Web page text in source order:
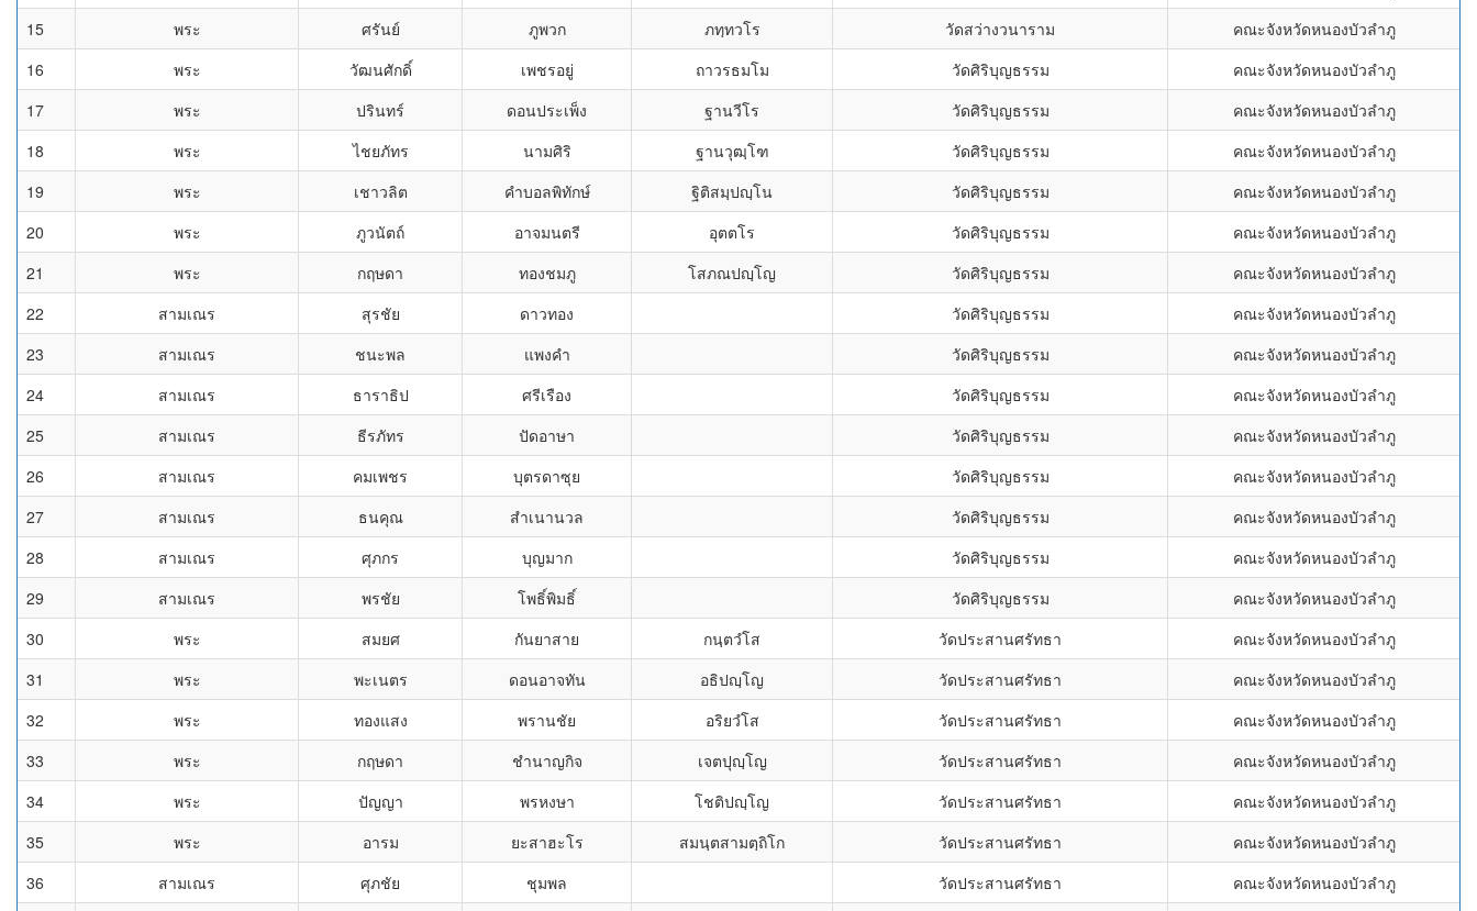
15
พระ ศรันย์ ภูพวก ภทฺทวโร วัดสว่างวนาราม
คณะจังหวัดหนองบัวลำภู
16
พระ วัฒนศักดิ์ เพชรอยู่ ถาวรธมโม วัดศิริบุญธรรม
คณะจังหวัดหนองบัวลำภู
17
พระ ปรินทร์ ดอนประเพ็ง ฐานวีโร วัดศิริบุญธรรม
คณะจังหวัดหนองบัวลำภู
18
พระ ไชยภัทร นามศิริ ฐานวุฒฺโฑ วัดศิริบุญธรรม
คณะจังหวัดหนองบัวลำภู
19
พระ เชาวลิต คำบอลพิทักษ์ ฐิติสมฺปญฺโน วัดศิริบุญธรรม
คณะจังหวัดหนองบัวลำภู
20
พระ ภูวนัตถ์ อาจมนตรี อุตตโร วัดศิริบุญธรรม
คณะจังหวัดหนองบัวลำภู
21
พระ กฤษดา ทองชมภู โสภณปญฺโญ วัดศิริบุญธรรม
คณะจังหวัดหนองบัวลำภู
22
สามเณร สุรชัย ดาวทอง วัดศิริบุญธรรม
คณะจังหวัดหนองบัวลำภู
23
สามเณร ชนะพล แพงคำ วัดศิริบุญธรรม
คณะจังหวัดหนองบัวลำภู
24
สามเณร ธาราธิป ศรีเรือง วัดศิริบุญธรรม
คณะจังหวัดหนองบัวลำภู
25
สามเณร ธีรภัทร ปัดอาษา วัดศิริบุญธรรม
คณะจังหวัดหนองบัวลำภู
26
สามเณร คมเพชร บุตรดาซุย วัดศิริบุญธรรม
คณะจังหวัดหนองบัวลำภู
27
สามเณร ธนคุณ สำเนานวล วัดศิริบุญธรรม
คณะจังหวัดหนองบัวลำภู
28
สามเณร ศุภกร บุญมาก วัดศิริบุญธรรม
คณะจังหวัดหนองบัวลำภู
29
สามเณร พรชัย โพธิ์พิมธิ์ วัดศิริบุญธรรม
คณะจังหวัดหนองบัวลำภู
30
พระ สมยศ กันยาสาย กนฺตวํโส วัดประสานศรัทธา
คณะจังหวัดหนองบัวลำภู
31
พระ พะเนตร ดอนอาจทัน อธิปญฺโญ วัดประสานศรัทธา
คณะจังหวัดหนองบัวลำภู
32
พระ ทองแสง พรานชัย อริยวํโส วัดประสานศรัทธา
คณะจังหวัดหนองบัวลำภู
33
พระ กฤษดา ชำนาญกิจ เจตปุญฺโญ วัดประสานศรัทธา
คณะจังหวัดหนองบัวลำภู
34
พระ ปัญญา พรหงษา โชติปญฺโญ วัดประสานศรัทธา
คณะจังหวัดหนองบัวลำภู
35
พระ อารม ยะสาฮะโร สมนฺตสามตฺถิโก วัดประสานศรัทธา
คณะจังหวัดหนองบัวลำภู
36
สามเณร ศุภชัย ชุมพล วัดประสานศรัทธา
คณะจังหวัดหนองบัวลำภู